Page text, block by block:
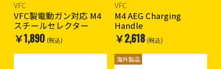
VFC
VFC製電動ガン対応 M4
スチールセレクター
￥1,890 (税込)
VFC
M4 AEG Charging
Handle
￥2,618 (税込)
海外製品